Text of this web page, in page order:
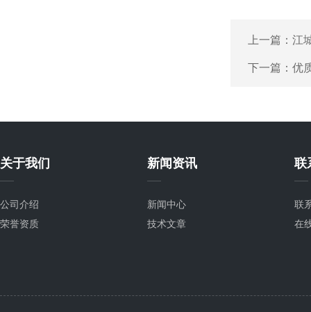
上一篇： 江
下一篇： 优
关于我们
公司介绍
荣誉资质
新闻资讯
新闻中心
技术文章
联
联
在